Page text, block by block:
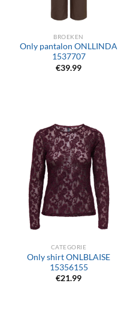
BROEKEN
Only pantalon ONLLINDA
1537707
€39.99
CATEGORIE
Only shirt ONLBLAISE
15356155
€21.99